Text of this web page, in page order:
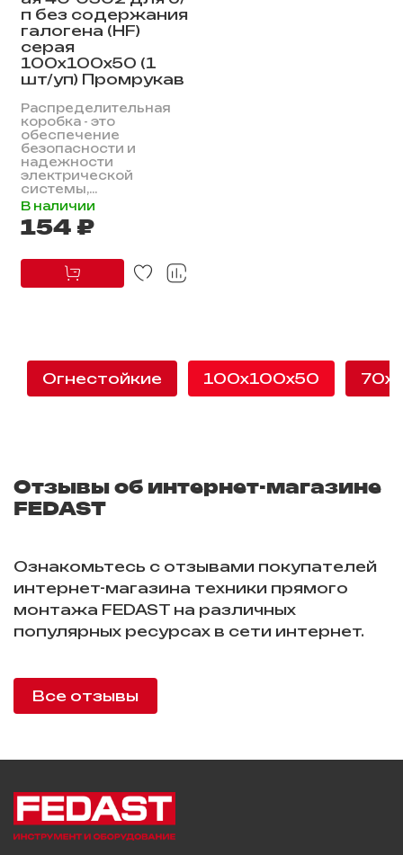
п без содержания
галогена (HF)
серая
100х100х50 (1
шт/уп) Промрукав
Распределительная
коробка - это
обеспечение
безопасности и
надежности
электрической
системы,...
В наличии
154 ₽
Огнестойкие 100х100х50
Отзывы об интернет-магазине
FEDAST
Ознакомьтесь с отзывами покупателей
интернет-магазина техники прямого
монтажа FEDAST на различных
популярных ресурсах в сети интернет.
Все отзывы